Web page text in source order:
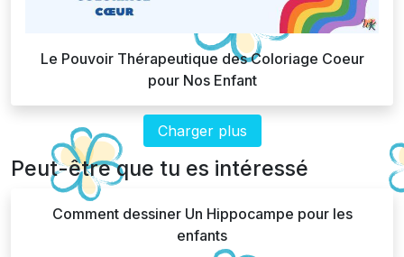
Le Pouvoir Thérapeutique des Coloriage Coeur
pour Nos Enfant
Charger plus
Peut-être que tu es intéressé
Comment dessiner Un Hippocampe pour les
enfants